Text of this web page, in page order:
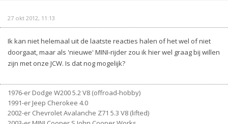
27 okt 2012, 11:13
Ik kan niet helemaal uit de laatste reacties halen of het wel of niet
doorgaat, maar als 'nieuwe' MINI-rijder zou ik hier wel graag bij willen
zijn met onze JCW. Is dat nog mogelijk?
1976-er Dodge W200 5.2 V8 (offroad-hobby)
1991-er Jeep Cherokee 4.0
2002-er Chevrolet Avalanche Z71 5.3 V8 (lifted)